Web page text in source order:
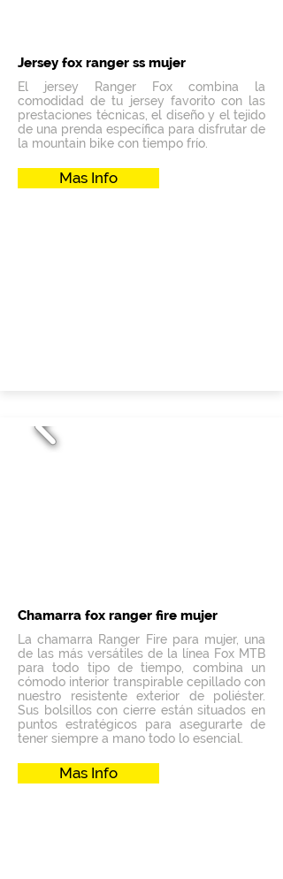
Jersey fox ranger ss mujer
El jersey Ranger Fox combina la
comodidad de tu jersey favorito con las
prestaciones técnicas, el diseño y el tejido
de una prenda específica para disfrutar de
la mountain bike con tiempo frío.
Mas Info
Chamarra fox ranger fire mujer
La chamarra Ranger Fire para mujer, una
de las más versátiles de la línea Fox MTB
para todo tipo de tiempo, combina un
cómodo interior transpirable cepillado con
nuestro resistente exterior de poliéster.
Sus bolsillos con cierre están situados en
puntos estratégicos para asegurarte de
tener siempre a mano todo lo esencial.
Mas Info